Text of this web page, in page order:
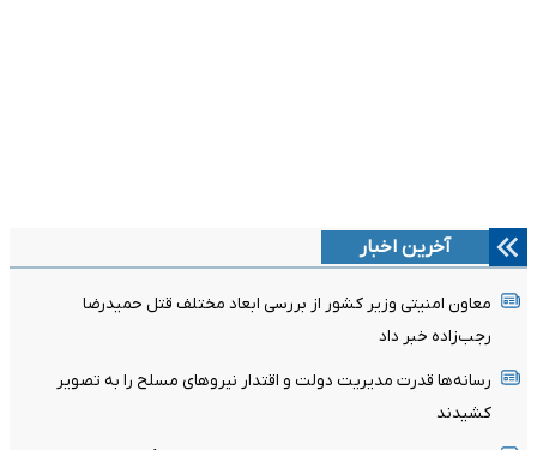
آخرین اخبار
معاون امنیتی وزیر کشور از بررسی ابعاد مختلف قتل حمیدرضا
رجب‌زاده خبر داد
رسانه‌ها قدرت مدیریت دولت و اقتدار نیروهای مسلح را به تصویر
کشیدند